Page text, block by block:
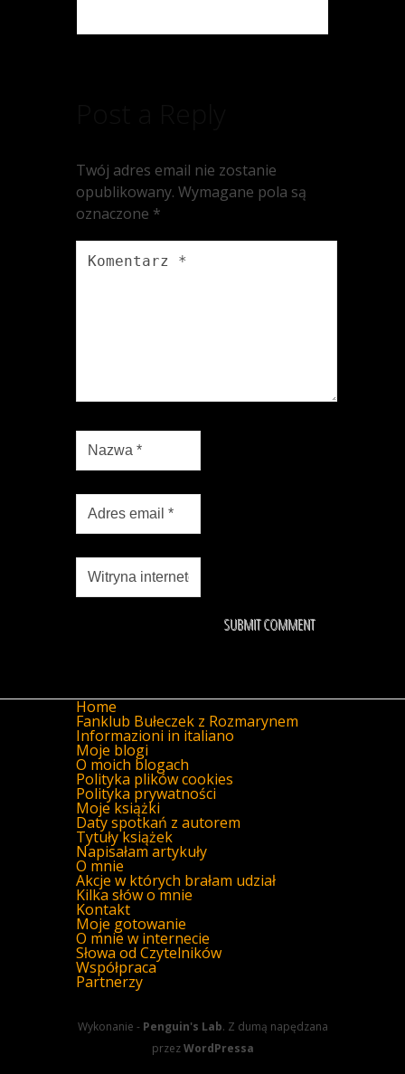
Twój adres email nie zostanie
opublikowany. Wymagane pola są
oznaczone *
Home
Fanklub Bułeczek z Rozmarynem
Informazioni in italiano
Moje blogi
O moich blogach
Polityka plików cookies
Polityka prywatności
Moje książki
Daty spotkań z autorem
Tytuły książek
Napisałam artykuły
O mnie
Akcje w których brałam udział
Kilka słów o mnie
Kontakt
Moje gotowanie
O mnie w internecie
Słowa od Czytelników
Współpraca
Partnerzy
Wykonanie - Penguin's Lab. Z dumą napędzana
przezWordPressa